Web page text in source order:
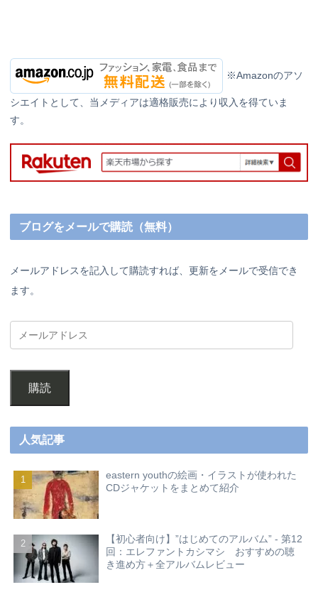
※Amazonのアソ
シエイトとして、当メディアは適格販売により収入を得ていま
す。
ブログをメールで購読（無料）
メールアドレスを記入して購読すれば、更新をメールで受信でき
ます。
購読
人気記事
eastern youthの絵画・イラストが使われた
CDジャケットをまとめて紹介
【初心者向け】”はじめてのアルバム” - 第12
回：エレファントカシマシ おすすめの聴
き進め方＋全アルバムレビュー